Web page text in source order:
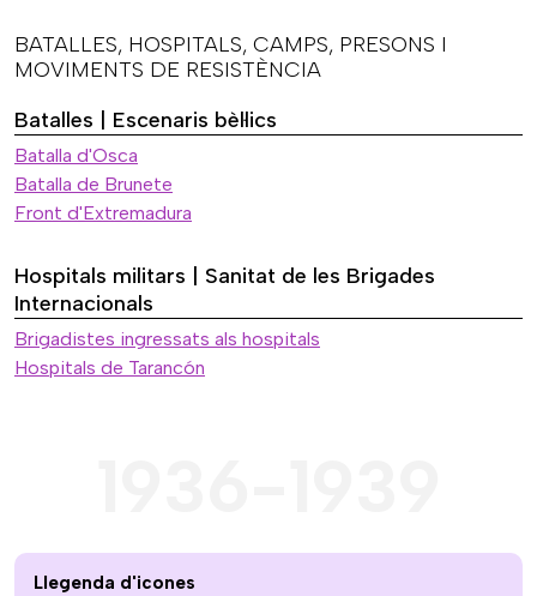
BATALLES, HOSPITALS, CAMPS, PRESONS I
MOVIMENTS DE RESISTÈNCIA
Batalles | Escenaris bèl·lics
Batalla d'Osca
Batalla de Brunete
Front d'Extremadura
Hospitals militars | Sanitat de les Brigades
Internacionals
Brigadistes ingressats als hospitals
Hospitals de Tarancón
Llegenda d'icones